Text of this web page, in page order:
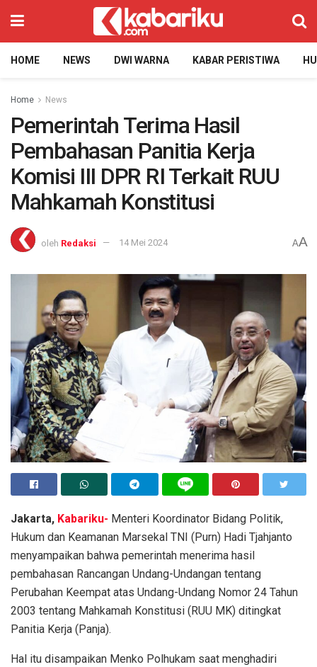
HOME NEWS DWI WARNA KABAR PERISTIWA
Home News
Pemerintah Terima Hasil
Pembahasan Panitia Kerja
Komisi III DPR RI Terkait RUU
Mahkamah Konstitusi
oleh Redaksi 14 Mei 2024 AA
Jakarta, Kabariku- Menteri Koordinator Bidang Politik,
Hukum dan Keamanan Marsekal TNI (Purn) Hadi Tjahjanto
menyampaikan bahwa pemerintah menerima hasil
pembahasan Rancangan Undang-Undangan tentang
Perubahan Keempat atas Undang-Undang Nomor 24 Tahun
2003 tentang Mahkamah Konstitusi (RUU MK) ditingkat
Panitia Kerja (Panja).
Hal itu disampaikan Menko Polhukam saat menghadiri